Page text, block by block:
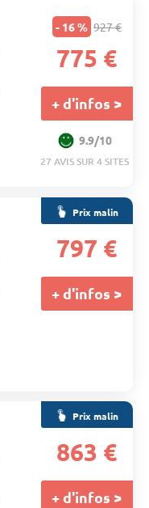
- 16 % 927 €
775 €
+ d'infos >
9.9/10
27 AVIS SUR 4 SITES
Prix malin
797 €
+ d'infos >
Prix malin
863 €
+ d'infos >